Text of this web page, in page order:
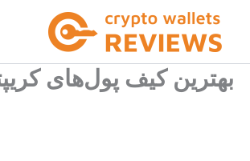
بهترین کیف پول‌های